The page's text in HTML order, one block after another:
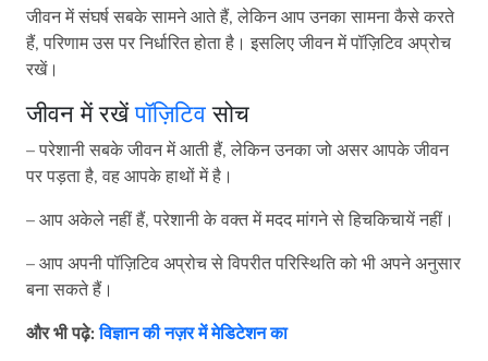
जीवन में संघर्ष सबके सामने आते हैं, लेकिन आप उनका सामना कैसे करते
हैं, परिणाम उस पर निर्धारित होता है। इसलिए जीवन में पॉज़िटिव अप्रोच
रखें।
जीवन में रखेंपॉज़िटिवसोच
– परेशानी सबके जीवन में आती हैं, लेकिन उनका जो असर आपके जीवन
पर पड़ता है, वह आपके हाथों में है।
– आप अकेले नहीं हैं, परेशानी के वक्त में मदद मांगने से हिचकिचायें नहीं।
– आप अपनी पॉज़िटिव अप्रोच से विपरीत परिस्थिति को भी अपने अनुसार
बना सकते हैं।
और भी पढ़े: विज्ञान की नज़र में मेडिटेशन का